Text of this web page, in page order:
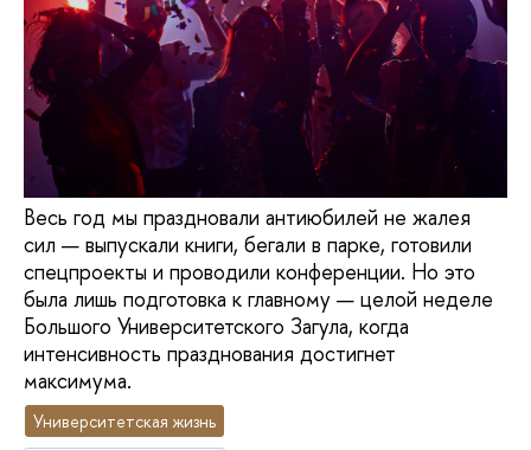
Весь год мы праздновали антиюбилей не жалея
сил — выпускали книги, бегали в парке, готовили
спецпроекты и проводили конференции. Но это
была лишь подготовка к главному — целой неделе
Большого Университетского Загула, когда
интенсивность празднования достигнет
максимума.
Университетская жизнь